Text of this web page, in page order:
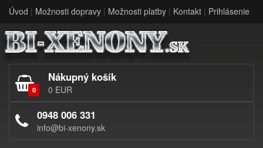
Úvod | Možnosti dopravy | Možnosti platby | Kontakt | Prihlásenie
0
Nákupný košík
0 EUR
0948 006 331
info@bi-xenony.sk